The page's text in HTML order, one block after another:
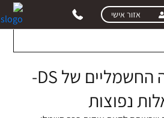
אזור אישי
רכבי היוקרה החשמליים של DS-
נפוצות